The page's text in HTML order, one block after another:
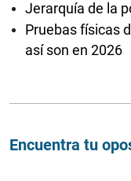
Jerarquía de la
Pruebas físicas
así son en 2026
Encuentra tu